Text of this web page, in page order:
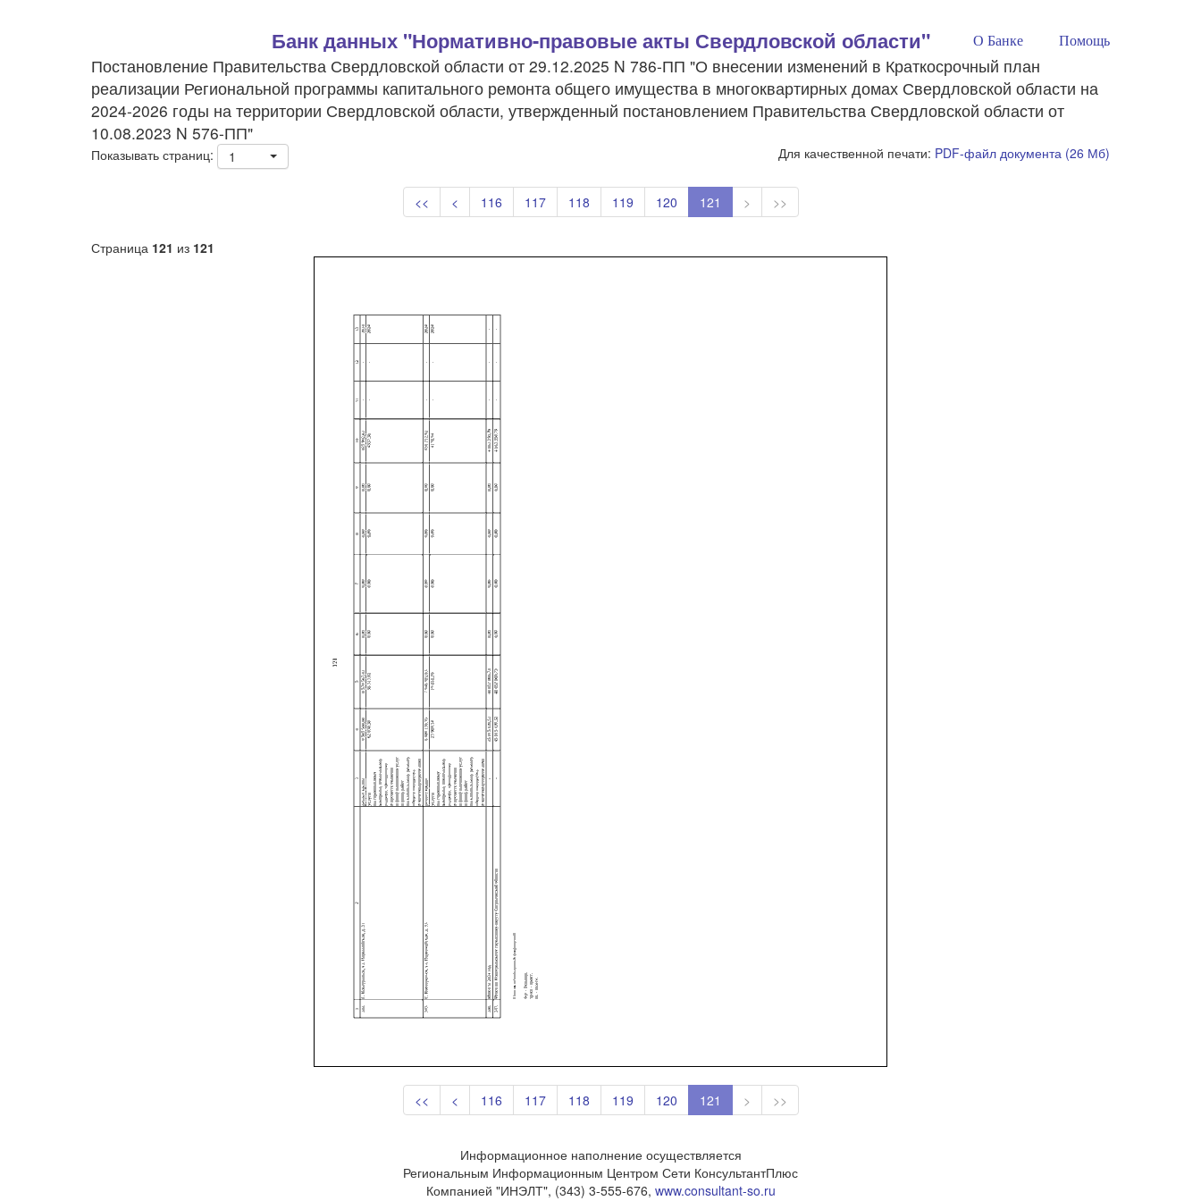
Банк данных "Нормативно-правовые акты Свердловской области" О Банке Помощь
Постановление Правительства Свердловской области от 29.12.2025 N 786-ПП "О внесении изменений в Краткосрочный план
реализации Региональной программы капитального ремонта общего имущества в многоквартирных домах Свердловской области на
2024-2026 годы на территории Свердловской области, утвержденный постановлением Правительства Свердловской области от
10.08.2023 N 576-ПП"
Показывать страниц: 1 Для качественной печати: PDF-файл документа (26 Мб)
<< < 116 117 118 119 120 121 > >>
Страница 121 из 121
<< < 116 117 118 119 120 121 > >>
Информационное наполнение осуществляется
Региональным Информационным Центром Сети КонсультантПлюс
Компанией "ИНЭЛТ", (343) 3-555-676, www.consultant-so.ru